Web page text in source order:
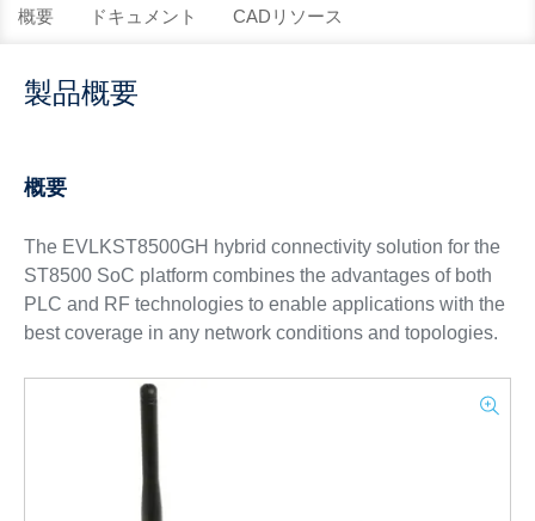
概要 ドキュメント CADリソース
製品概要
概要
The EVLKST8500GH hybrid connectivity solution for the
ST8500 SoC platform combines the advantages of both
PLC and RF technologies to enable applications with the
best coverage in any network conditions and topologies.